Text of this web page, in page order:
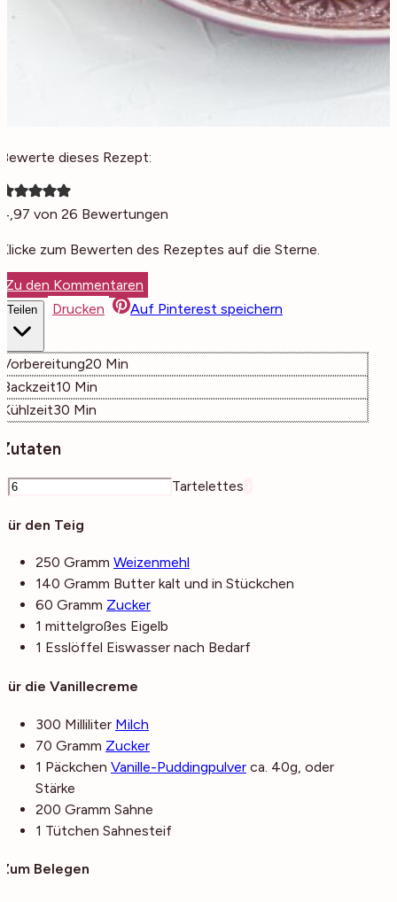
Bewerte dieses Rezept:
4,97 von 26 Bewertungen
Klicke zum Bewerten des Rezeptes auf die Sterne.
Zu den Kommentaren
Teilen Drucken Auf Pinterest speichern
Vorbereitung20 Minuten
Min
Backzeit10 Minuten
Min
Kühlzeit30 Minuten
Min
Zutaten
Tartelettes
Für den Teig
250 Gramm Weizenmehl
140 Gramm Butter kalt und in Stückchen
60 Gramm Zucker
1 mittelgroßes Eigelb
1 Esslöffel Eiswasser nach Bedarf
Für die Vanillecreme
300 Milliliter Milch
70 Gramm Zucker
1 Päckchen Vanille-Puddingpulver ca. 40g, oder
Stärke
200 Gramm Sahne
1 Tütchen Sahnesteif
Zum Belegen